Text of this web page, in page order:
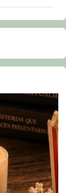
gairebé
la
2026-
viaje-